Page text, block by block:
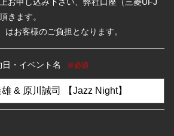
きます。
お客様のご負担となります。
・イベント名 ※必須